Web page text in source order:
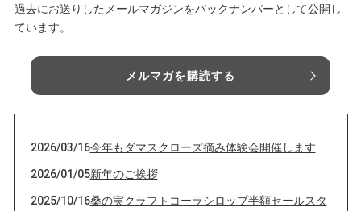
過去にお送りしたメールマガジンをバックナンバーとして公開し
ています。
メルマガを購読する
2026/03/16今年もダマスクローズ摘み体験会開催します
2026/01/05新年のご挨拶
2025/10/16桑の実クラフトコーラシロップ半額セールスタ